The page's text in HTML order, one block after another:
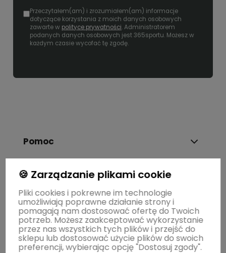
Przeczytałem(am) i zrozumiałem(am) informacje
dotyczące korzystania z moich danych osobowych
zawarte w polityce prywatności. Administratorem
podanych danych osobowych jest 365sportu. Możesz w
każdym czasie wycofać tę zgodę.
Pomoc
Dostawa i płatność
Moje konto
Gwarancja i zwroty
🍪 Zarządzanie plikami cookie
Pliki cookies i pokrewne im technologie
umożliwiają poprawne działanie strony i
pomagają nam dostosować ofertę do Twoich
potrzeb. Możesz zaakceptować wykorzystanie
przez nas wszystkich tych plików i przejść do
sklepu lub dostosować użycie plików do swoich
preferencji, wybierając opcję "Dostosuj zgody".